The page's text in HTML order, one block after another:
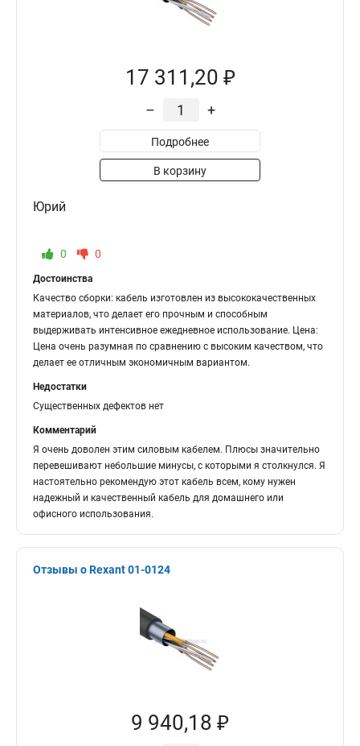
17 311,20 ₽
– +
Подробнее
В корзину
Юрий
0 0
Достоинства
Качество сборки: кабель изготовлен из высококачественных
материалов, что делает его прочным и способным
выдерживать интенсивное ежедневное использование. Цена:
Цена очень разумная по сравнению с высоким качеством, что
делает ее отличным экономичным вариантом.
Недостатки
Существенных дефектов нет
Комментарий
Я очень доволен этим силовым кабелем. Плюсы значительно
перевешивают небольшие минусы, с которыми я столкнулся. Я
настоятельно рекомендую этот кабель всем, кому нужен
надежный и качественный кабель для домашнего или
офисного использования.
Отзывы о Rexant 01-0124
9 940,18 ₽